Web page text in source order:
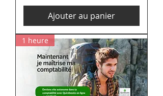
Ajouter au panier
1 heure